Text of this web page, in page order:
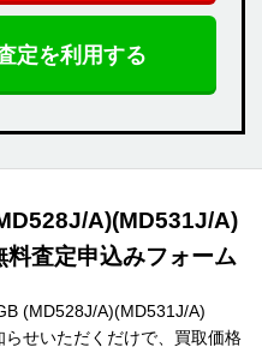
定を利用する
A)(MD531J/A)
査定申込みフォーム
(MD528J/A)(MD531J/A)
せいただくだけで、買取価格